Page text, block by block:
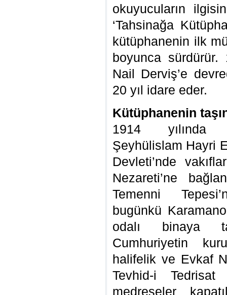
okuyucuların
‘Tahsinağa
kütüphanenin ilk
boyunca sürdürür.
Nail Derviş’e
20 yıl idare eder.
Kütüphanenin
1914 yılında
Şeyhülislam Hayri
Devleti’nde
Nezareti’ne
Temenni
bugünkü
odalı binaya
Cumhuriyetin
halifelik ve Evkaf
Tevhid-i Tedrisat
medreseler